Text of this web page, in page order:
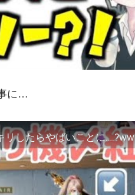
に…
リしたらやばいことに….?ww